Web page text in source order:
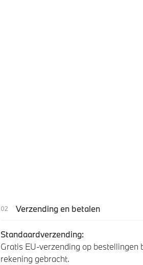
Verzending en betalen
Standaardverzending:
Gratis EU-verzending op bestellingen
rekening gebracht.